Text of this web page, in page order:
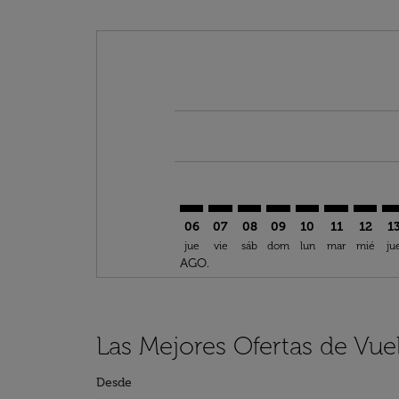
06
jue
AGO.
07
vie
08
sáb
09
dom
10
lun
11
mar
12
mié
Las Mejores Ofertas de
Desde